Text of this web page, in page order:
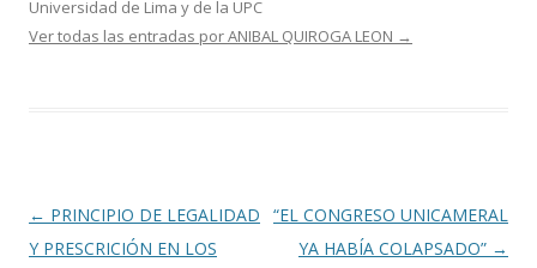
Universidad de Lima y de la UPC
Ver todas las entradas por ANIBAL QUIROGA LEON →
Navegación
de
← PRINCIPIO DE LEGALIDAD
Y PRESCRICIÓN EN LOS
“EL CONGRESO UNICAMERAL
YA HABÍA COLAPSADO” →